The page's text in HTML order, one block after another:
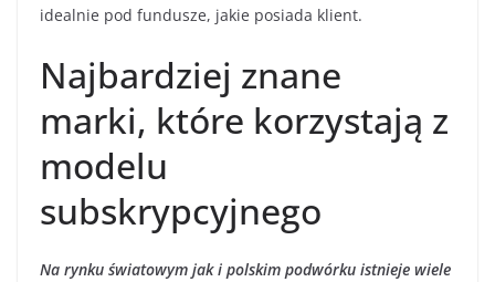
idealnie pod fundusze, jakie posiada klient.
Najbardziej znane
marki, które korzystają z
modelu
subskrypcyjnego
Na rynku światowym jak i polskim podwórku istnieje wiele